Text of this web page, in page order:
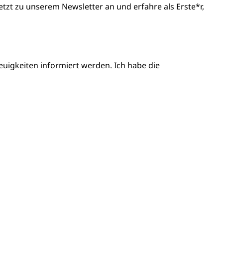
zu unserem Newsletter an und erfahre als Erste*r,
informiert werden. Ich habe die